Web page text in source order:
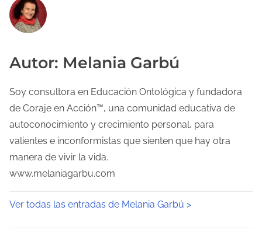
Autor: Melania Garbú
Soy consultora en Educación Ontológica y fundadora
de Coraje en Acción™, una comunidad educativa de
autoconocimiento y crecimiento personal, para
valientes e inconformistas que sienten que hay otra
manera de vivir la vida.
www.melaniagarbu.com
Ver todas las entradas de Melania Garbú >